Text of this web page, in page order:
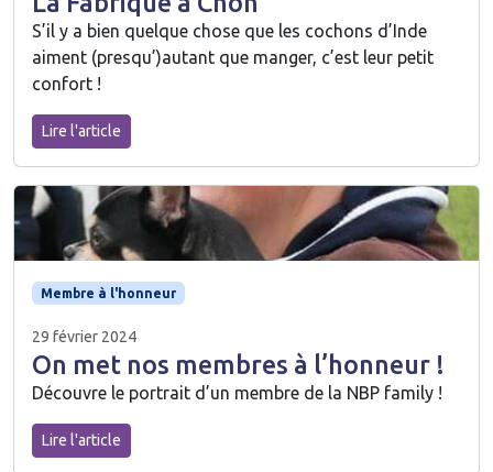
S’il y a bien quelque chose que les cochons d’Inde
aiment (presqu’)autant que manger, c’est leur petit
confort !
Lire l'article
Membre à l'honneur
29 février 2024
On met nos membres à l’honneur !
Découvre le portrait d’un membre de la NBP family !
Lire l'article